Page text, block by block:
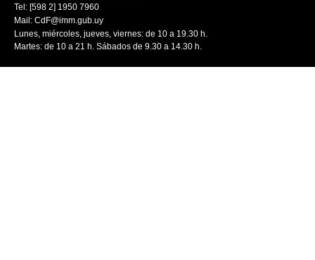
Tel: [598 2] 1950 7960
Mail: CdF@imm.gub.uy
Lunes, miércoles, jueves, viernes: de 10 a 19.30 h.
Martes: de 10 a 21 h. Sábados de 9.30 a 14.30 h.